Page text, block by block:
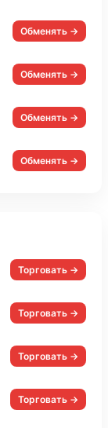
Обменять →
Обменять →
Обменять →
Обменять →
Торговать →
Торговать →
Торговать →
Торговать →